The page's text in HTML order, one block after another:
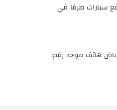
سيارات طرفا في
هاتف موحد رقم: